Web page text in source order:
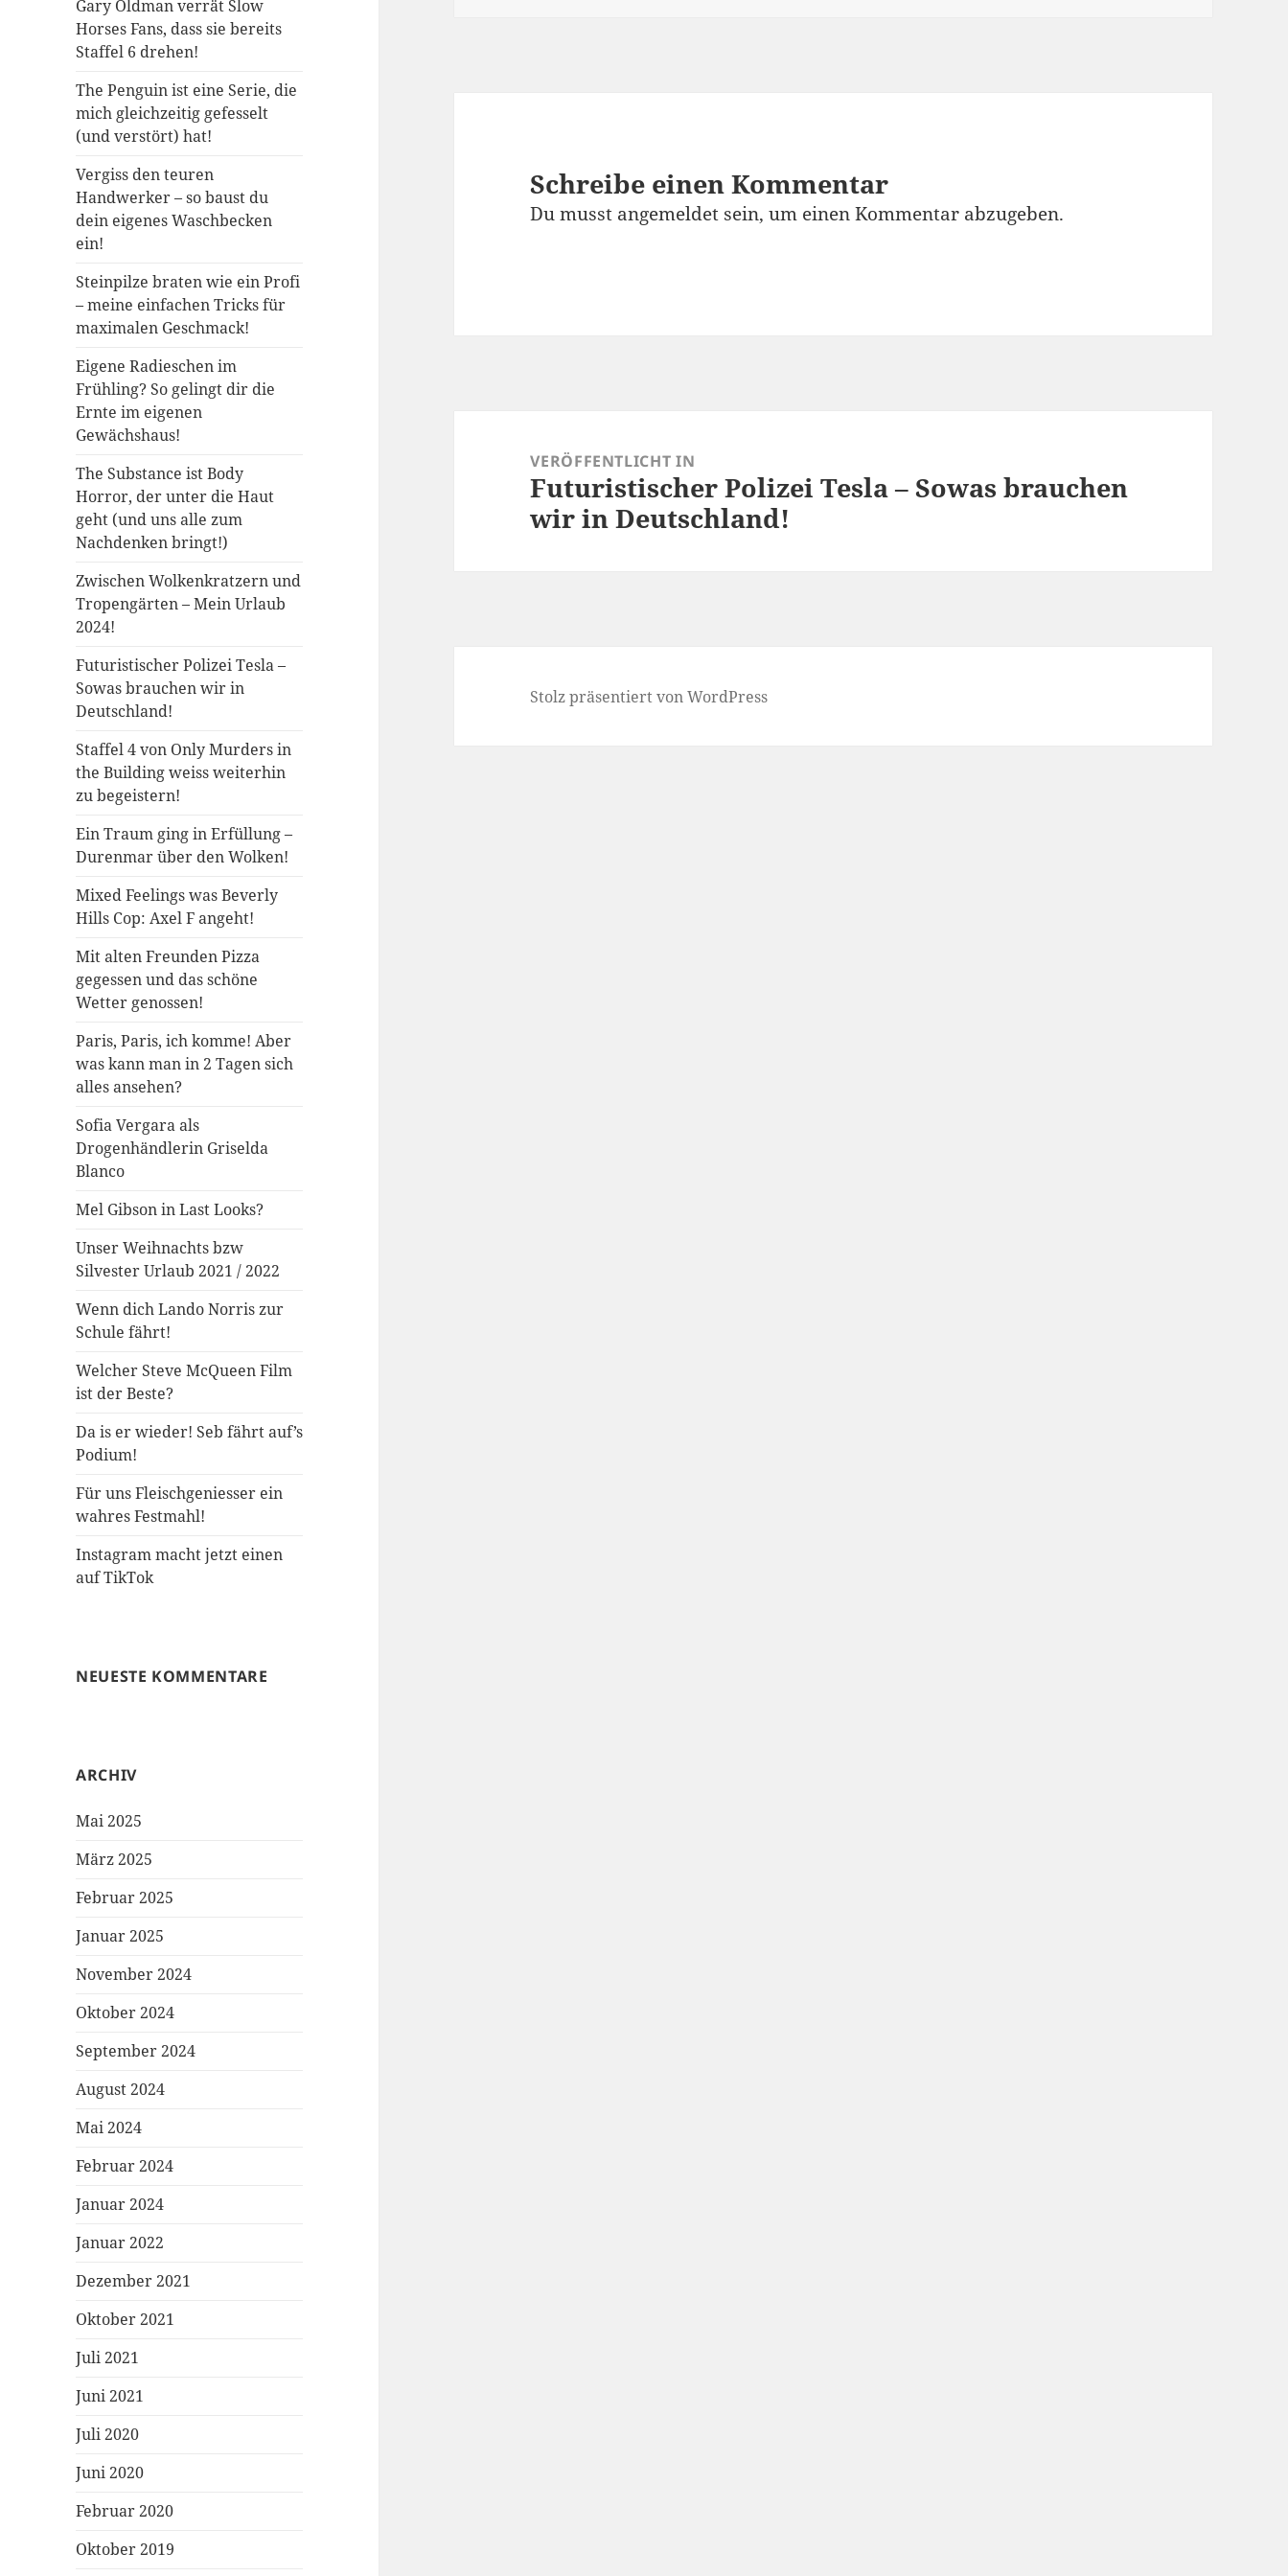
Gary Oldman verrät Slow
Horses Fans, dass sie bereits
Staffel 6 drehen!
The Penguin ist eine Serie, die
mich gleichzeitig gefesselt
(und verstört) hat!
Vergiss den teuren
Handwerker – so baust du
dein eigenes Waschbecken
ein!
Steinpilze braten wie ein Profi
– meine einfachen Tricks für
maximalen Geschmack!
Eigene Radieschen im
Frühling? So gelingt dir die
Ernte im eigenen
Gewächshaus!
The Substance ist Body
Horror, der unter die Haut
geht (und uns alle zum
Nachdenken bringt!)
Zwischen Wolkenkratzern und
Tropengärten – Mein Urlaub
2024!
Futuristischer Polizei Tesla –
Sowas brauchen wir in
Deutschland!
Staffel 4 von Only Murders in
the Building weiss weiterhin
zu begeistern!
Ein Traum ging in Erfüllung –
Durenmar über den Wolken!
Mixed Feelings was Beverly
Hills Cop: Axel F angeht!
Mit alten Freunden Pizza
gegessen und das schöne
Wetter genossen!
Paris, Paris, ich komme! Aber
was kann man in 2 Tagen sich
alles ansehen?
Sofia Vergara als
Drogenhändlerin Griselda
Blanco
Mel Gibson in Last Looks?
Unser Weihnachts bzw
Silvester Urlaub 2021 / 2022
Wenn dich Lando Norris zur
Schule fährt!
Welcher Steve McQueen Film
ist der Beste?
Da is er wieder! Seb fährt auf’s
Podium!
Für uns Fleischgeniesser ein
wahres Festmahl!
Instagram macht jetzt einen
auf TikTok
NEUESTE KOMMENTARE
ARCHIV
Mai 2025
März 2025
Februar 2025
Januar 2025
November 2024
Oktober 2024
September 2024
August 2024
Mai 2024
Februar 2024
Januar 2024
Januar 2022
Dezember 2021
Oktober 2021
Juli 2021
Juni 2021
Juli 2020
Juni 2020
Februar 2020
Oktober 2019
Schreibe einen Kommentar
Du musst angemeldet sein, um einen Kommentar abzugeben.
VERÖFFENTLICHT IN
Futuristischer Polizei Tesla – Sowas brauchen
wir in Deutschland!
Stolz präsentiert von WordPress